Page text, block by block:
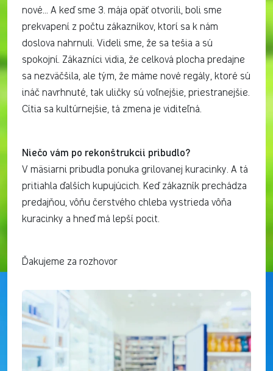
nové... A keď sme 3. mája opäť otvorili, boli sme
prekvapení z počtu zákazníkov, ktorí sa k nám
doslova nahrnuli. Videli sme, že sa tešia a sú
spokojní. Zákazníci vidia, že celková plocha predajne
sa nezväčšila, ale tým, že máme nové regály, ktoré sú
ináč navrhnuté, tak uličky sú voľnejšie, priestranejšie.
Cítia sa kultúrnejšie, tá zmena je viditeľná.
Niečo vám po rekonštrukcii pribudlo?
V mäsiarni pribudla ponuka grilovanej kuracinky. A tá
pritiahla ďalších kupujúcich. Keď zákazník prechádza
predajňou, vôňu čerstvého chleba vystrieda vôňa
kuracinky a hneď má lepší pocit.
Ďakujeme za rozhovor